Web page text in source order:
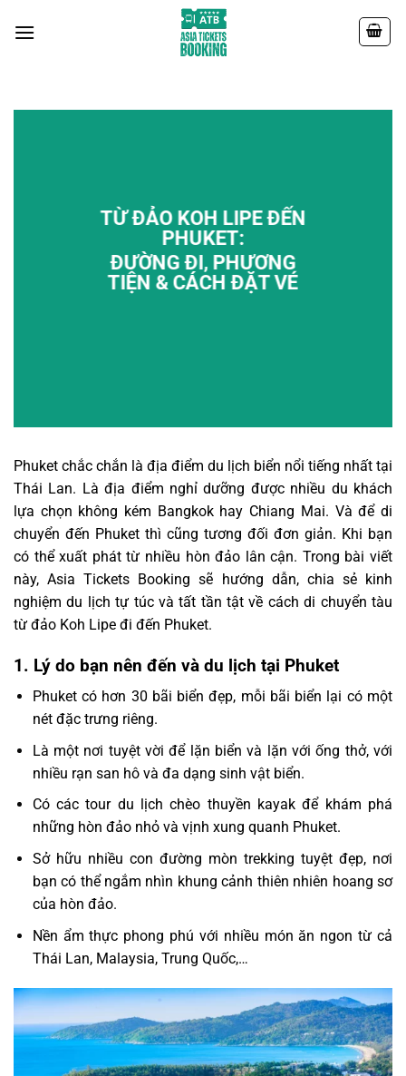
đến
TỪ ĐẢO KOH LIPE ĐẾN
PHUKET:
ĐƯỜNG ĐI, PHƯƠNG
TIỆN & CÁCH ĐẶT VÉ
Phuket chắc chắn là địa điểm du lịch biển nổi tiếng nhất tại
Thái Lan. Là địa điểm nghỉ dưỡng được nhiều du khách
lựa chọn không kém Bangkok hay Chiang Mai. Và để di
chuyển đến Phuket thì cũng tương đối đơn giản. Khi bạn
có thể xuất phát từ nhiều hòn đảo lân cận. Trong bài viết
này, Asia Tickets Booking sẽ hướng dẫn, chia sẻ kinh
nghiệm du lịch tự túc và tất tần tật về cách di chuyển tàu
từ đảo Koh Lipe đi đến Phuket.
1. Lý do bạn nên đến và du lịch tại Phuket
Phuket có hơn 30 bãi biển đẹp, mỗi bãi biển lại có một
nét đặc trưng riêng.
Là một nơi tuyệt vời để lặn biển và lặn với ống thở, với
nhiều rạn san hô và đa dạng sinh vật biển.
Có các tour du lịch chèo thuyền kayak để khám phá
những hòn đảo nhỏ và vịnh xung quanh Phuket.
Sở hữu nhiều con đường mòn trekking tuyệt đẹp, nơi
bạn có thể ngắm nhìn khung cảnh thiên nhiên hoang sơ
của hòn đảo.
Nền ẩm thực phong phú với nhiều món ăn ngon từ cả
Thái Lan, Malaysia, Trung Quốc,…